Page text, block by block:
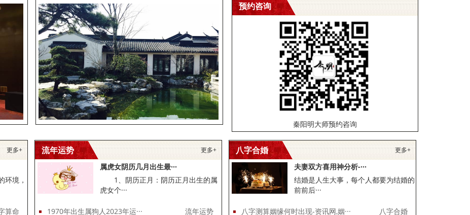
预约咨询
秦阳明大师预约咨询
更多+
环境，
算命
流年运势 更多+
属虎女阴历几月出生最···
1、阴历正月：阴历正月出生的属
虎女个···
1970年出生属狗人2023年运···
流年运势
八字合婚 更多+
夫妻双方喜用神分析-···
结婚是人生大事，每个人都要为结婚的
前前后···
八字测算姻缘何时出现-资讯网,姻···
八字合婚